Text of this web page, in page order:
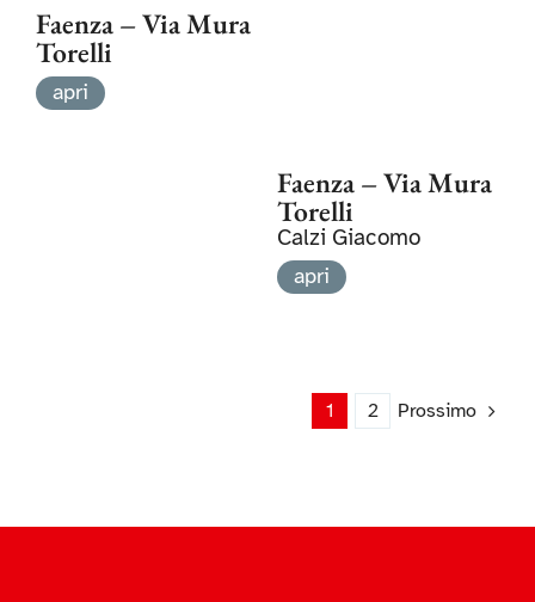
Faenza – Via Mura
Torelli
apri
Faenza – Via Mura
Torelli
Calzi Giacomo
apri
1 2 Prossimo